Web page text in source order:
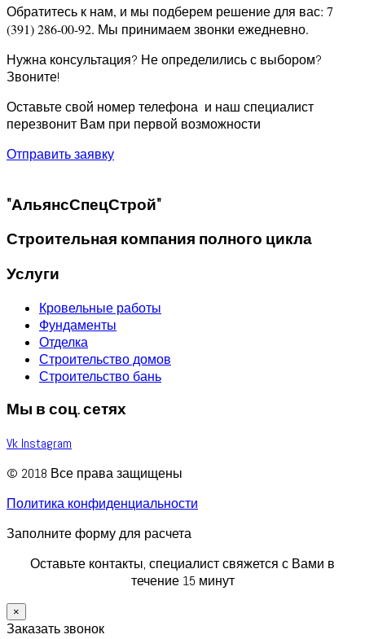
Обратитесь к нам, и мы подберем решение для вас: 7
(391) 286-00-92. Мы принимаем звонки ежедневно.
Нужна консультация? Не определились с выбором?
Звоните!
Оставьте свой номер телефона и наш специалист
перезвонит Вам при первой возможности
Отправить заявку
"АльянсСпецСтрой"
Строительная компания полного цикла
Услуги
Кровельные работы
Фундаменты
Отделка
Строительство домов
Строительство бань
Мы в соц. сетях
Vk Instagram
© 2018 Все права защищены
Политика конфиденциальности
Заполните форму для расчета
Оставьте контакты, специалист свяжется с Вами в
течение 15 минут
×
Заказать звонок